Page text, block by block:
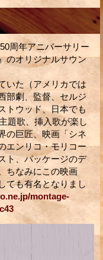
周年アニバーサリー
のオリジナルサウン
いた（アメリカでは
部劇、監督、セルジ
トウッド、日本でも
題歌、挿入歌が楽し
の巨匠、映画「シネ
エンリコ・モリコー
ト、パッケージのデ
ちなみにこの映画
ても有名となりまし
montage-